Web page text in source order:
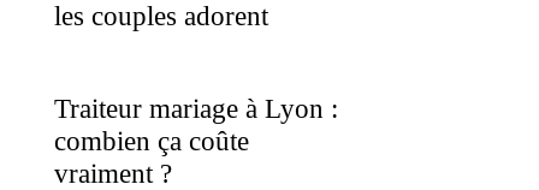
les couples adorent
Traiteur mariage à Lyon :
combien ça coûte
vraiment ?